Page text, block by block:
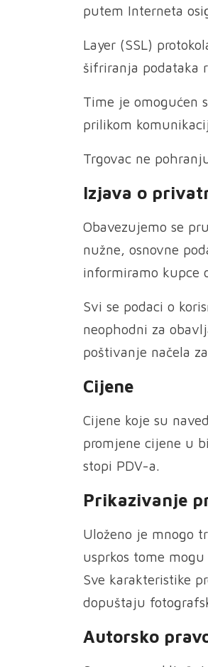
putem Interneta
Layer (SSL)
šifriranja podataka
Time je omogućen
prilikom
Trgovac ne
Izjava o
Obavezujemo se
nužne, osnovne
informiramo kupce
Svi se podaci o
neophodni za
poštivanje načela
Cijene
Cijene koje su
promjene cijene u
stopi PDV-a.
Prikazivanje
Uloženo je mnogo
usprkos tome
Sve karakteristike
dopuštaju
Autorsko